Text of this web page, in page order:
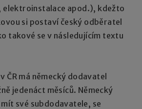
elektroinstalace apod.), kdežto
si postaví český odběratel
takové se v následujícím textu
ČR má německý dodavatel
jedenáct měsíců. Německý
své subdodavatele, se